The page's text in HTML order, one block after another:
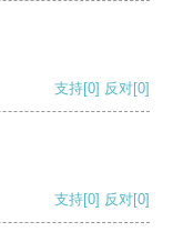
支持[0] 反对[0]
支持[0] 反对[0]